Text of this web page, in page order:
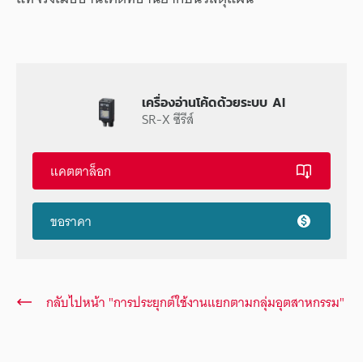
เครื่องอ่านโค้ดด้วยระบบ AI
SR-X ซีรีส์
แคตตาล็อก
ขอราคา
กลับไปหน้า "การประยุกต์ใช้งานแยกตามกลุ่มอุตสาหกรรม"